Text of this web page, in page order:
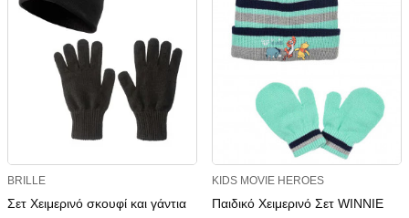
BRILLE
Σετ Χειμερινό σκουφί και γάντια
KIDS MOVIE HEROES
Παιδικό Χειμερινό Σετ WINNIE